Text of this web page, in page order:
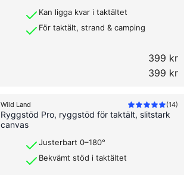
Kan ligga kvar i taktältet
För taktält, strand & camping
399 kr
399 kr
Wild Land (14)
Ryggstöd Pro, ryggstöd för taktält, slitstark
canvas
Justerbart 0–180°
Bekvämt stöd i taktältet